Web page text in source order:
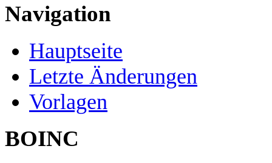
Navigation
Hauptseite
Letzte Änderungen
Vorlagen
BOINC